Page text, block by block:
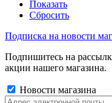
Показать
Сбросить
Подписка на новости
Подпишитесь на
акции нашего магазина.
Новости магазина